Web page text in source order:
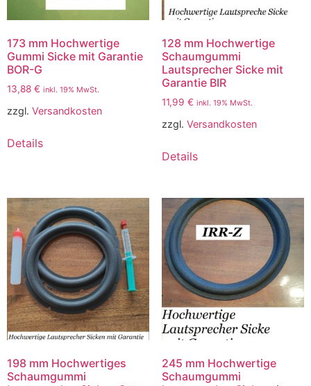
173 mm Hochwertige
Gummi Sicke mit Garantie
BOR-G
13,88 € inkl. 19% MwSt.
zzgl. Versandkosten
Details
128 mm Hochwertige
Schaumgummi
Lautsprecher Sicke mit
Garantie BIR
11,99 € inkl. 19% MwSt.
zzgl. Versandkosten
Details
198 mm Hochwertiges
Schaumgummi
245 mm Hochwertige
Schaumgummi